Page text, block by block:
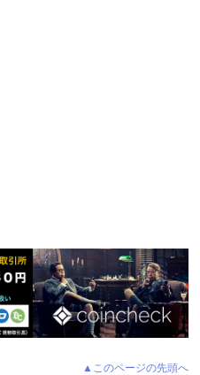
▲このページの先頭へ